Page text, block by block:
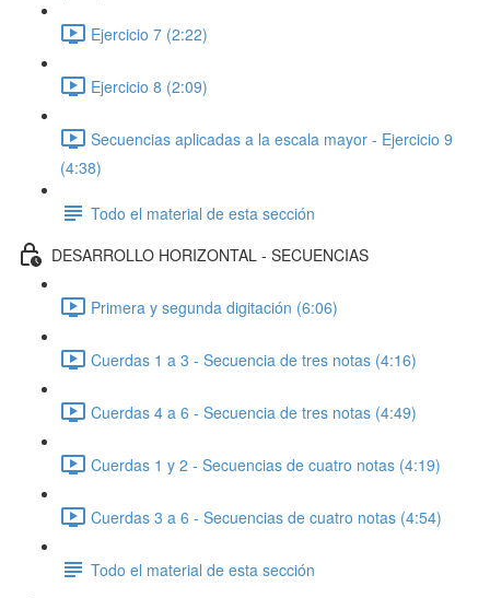
Ejercicio 7 (2:22)
Ejercicio 8 (2:09)
Secuencias aplicadas a la escala mayor - Ejercicio 9
(4:38)
Todo el material de esta sección
DESARROLLO HORIZONTAL - SECUENCIAS
Primera y segunda digitación (6:06)
Cuerdas 1 a 3 - Secuencia de tres notas (4:16)
Cuerdas 4 a 6 - Secuencia de tres notas (4:49)
Cuerdas 1 y 2 - Secuencias de cuatro notas (4:19)
Cuerdas 3 a 6 - Secuencias de cuatro notas (4:54)
Todo el material de esta sección